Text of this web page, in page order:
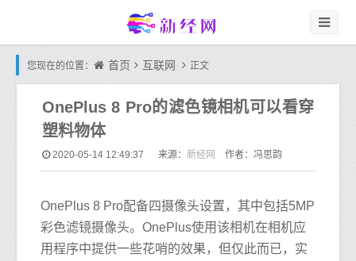
您现在的位置： 首页 互联网 正文
OnePlus 8 Pro的滤色镜相机可以看穿
塑料物体
2020-05-14 12:49:37 来源： 新经网 作者：冯思韵
OnePlus 8 Pro配备四摄像头设置，其中包括5MP
彩色滤镜摄像头。OnePlus使用该相机在相机应
用程序中提供一些花哨的效果，但仅此而已，实